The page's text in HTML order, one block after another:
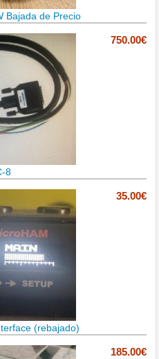
Bajada de Precio
750.00€
8
35.00€
(rebajado)
185.00€